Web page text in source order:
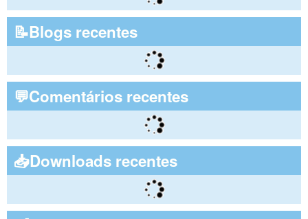
📝Blogs recentes
💬Comentários recentes
📥Downloads recentes